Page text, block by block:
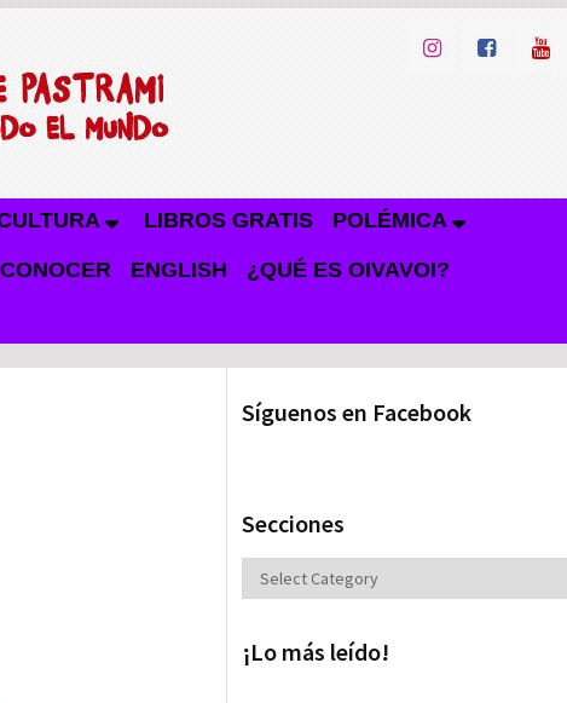
LIBROS GRATIS POLÉMICA
ENGLISH ¿QUÉ ES OIVAVOI?
Síguenos en Facebook
Secciones
Secciones
¡Lo más leído!